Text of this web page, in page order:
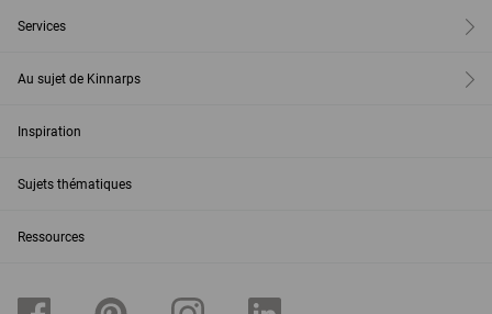
Services
Au sujet de Kinnarps
Inspiration
Sujets thématiques
Ressources